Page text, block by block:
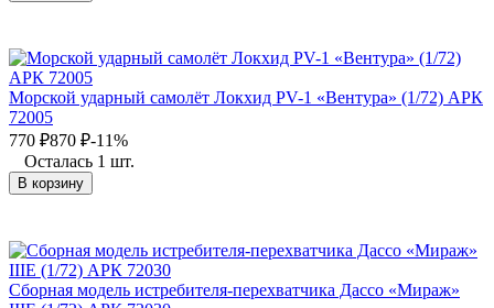
Морской ударный самолёт Локхид PV-1 «Вентура» (1/72) АРК
72005
770 ₽870 ₽-11%
Осталась 1 шт.
В корзину
Сборная модель истребителя-перехватчика Дассо «Мираж»